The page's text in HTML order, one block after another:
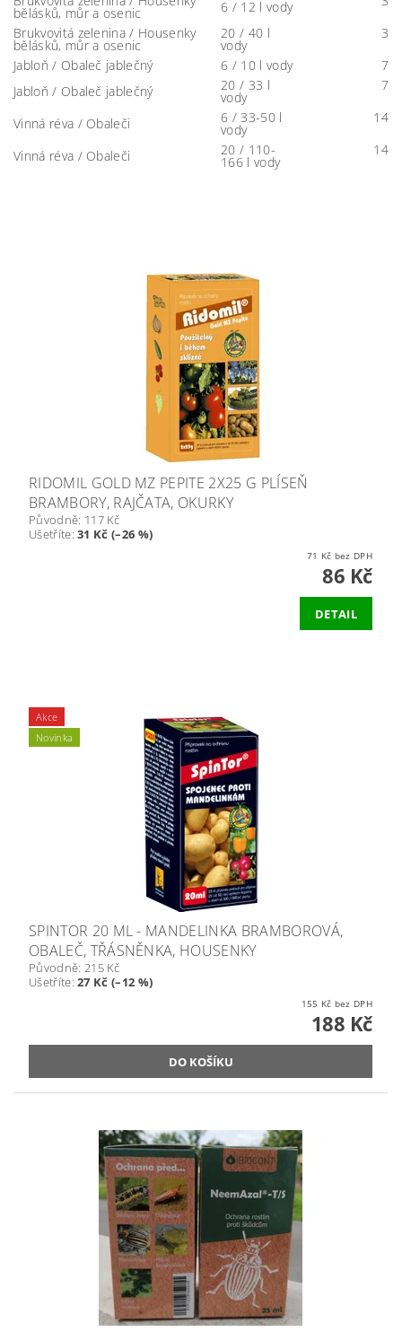
bělásků, můr a osenic 6 / 12 l vody
Brukvovitá zelenina / Housenky
bělásků, můr a osenic
20 / 40 l
vody
3
Jabloň / Obaleč jablečný
6 / 10 l vody
7
Jabloň / Obaleč jablečný
20 / 33 l
vody
7
Vinná réva / Obaleči 6 / 33-50 l
vody
14
Vinná réva / Obaleči 20 / 110-
166 l vody
14
RIDOMIL GOLD MZ PEPITE 2X25 G PLÍSEŇ
BRAMBORY, RAJČATA, OKURKY
Původně: 117 Kč
Ušetříte:31 Kč (–26 %)
71 Kč bez DPH
86 Kč
DETAIL
Akce
Novinka
SPINTOR 20 ML - MANDELINKA BRAMBOROVÁ,
OBALEČ, TŘÁSNĚNKA, HOUSENKY
Původně: 215 Kč
Ušetříte:27 Kč (–12 %)
155 Kč bez DPH
188 Kč